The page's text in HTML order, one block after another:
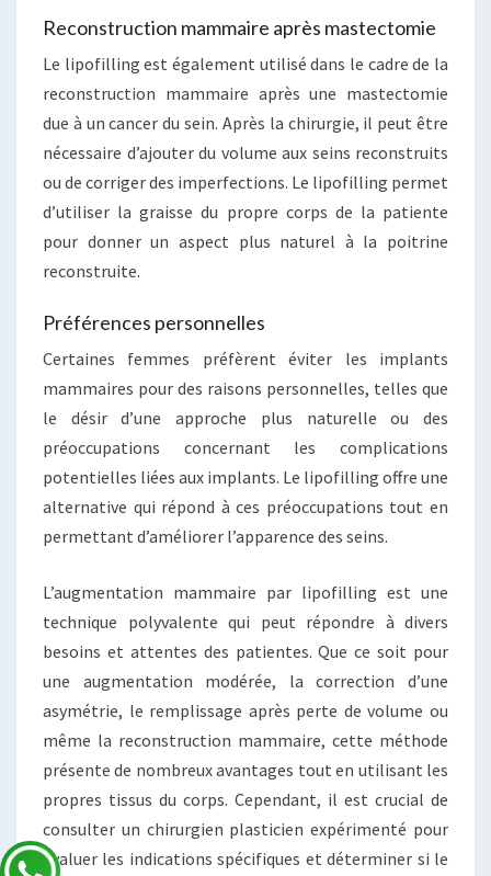
Reconstruction mammaire après mastectomie
Le lipofilling est également utilisé dans le cadre de la
reconstruction mammaire après une mastectomie
due à un cancer du sein. Après la chirurgie, il peut être
nécessaire d’ajouter du volume aux seins reconstruits
ou de corriger des imperfections. Le lipofilling permet
d’utiliser la graisse du propre corps de la patiente
pour donner un aspect plus naturel à la poitrine
reconstruite.
Préférences personnelles
Certaines femmes préfèrent éviter les implants
mammaires pour des raisons personnelles, telles que
le désir d’une approche plus naturelle ou des
préoccupations concernant les complications
potentielles liées aux implants. Le lipofilling offre une
alternative qui répond à ces préoccupations tout en
permettant d’améliorer l’apparence des seins.
L’augmentation mammaire par lipofilling est une
technique polyvalente qui peut répondre à divers
besoins et attentes des patientes. Que ce soit pour
une augmentation modérée, la correction d’une
asymétrie, le remplissage après perte de volume ou
même la reconstruction mammaire, cette méthode
présente de nombreux avantages tout en utilisant les
propres tissus du corps. Cependant, il est crucial de
consulter un chirurgien plasticien expérimenté pour
évaluer les indications spécifiques et déterminer si le